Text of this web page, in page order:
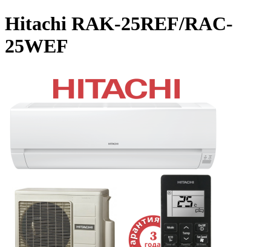
Hitachi RAK-25REF/RAC-
25WEF